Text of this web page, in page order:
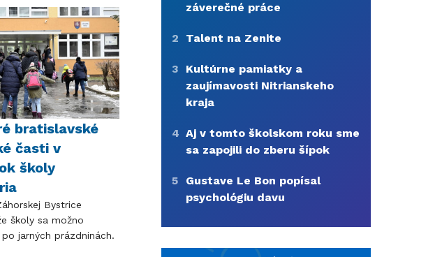
bratislavské
časti v
školy
Bystrice
školy sa možno
jarných prázdninách.
záverečné práce
2 Talent na Zenite
3
Kultúrne pamiatky a
zaujímavosti Nitrianskeho
kraja
4 Aj v tomto školskom roku sme
sa zapojili do zberu šípok
5
Gustave Le Bon popísal
psychológiu davu